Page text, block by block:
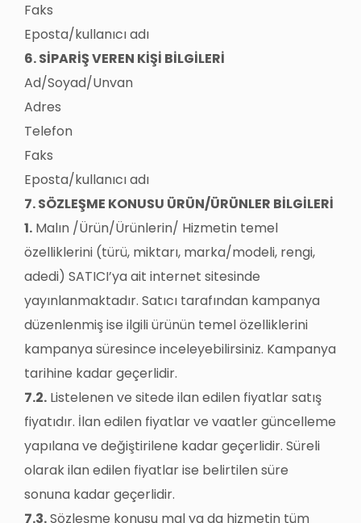
Faks
Eposta/kullanıcı adı
6. SİPARİŞ VEREN KİŞİ BİLGİLERİ
Ad/Soyad/Unvan
Adres
Telefon
Faks
Eposta/kullanıcı adı
7. SÖZLEŞME KONUSU ÜRÜN/ÜRÜNLER BİLGİLERİ
1. Malın /Ürün/Ürünlerin/ Hizmetin temel
özelliklerini (türü, miktarı, marka/modeli, rengi,
adedi) SATICI’ya ait internet sitesinde
yayınlanmaktadır. Satıcı tarafından kampanya
düzenlenmiş ise ilgili ürünün temel özelliklerini
kampanya süresince inceleyebilirsiniz. Kampanya
tarihine kadar geçerlidir.
7.2. Listelenen ve sitede ilan edilen fiyatlar satış
fiyatıdır. İlan edilen fiyatlar ve vaatler güncelleme
yapılana ve değiştirilene kadar geçerlidir. Süreli
olarak ilan edilen fiyatlar ise belirtilen süre
sonuna kadar geçerlidir.
7.3.Sözleşme konusu mal ya da hizmetin tüm